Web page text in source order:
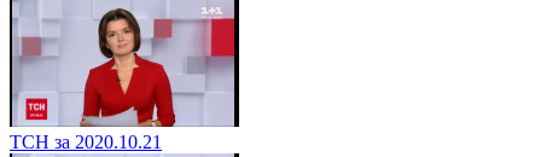
ТСН за 2020.10.21